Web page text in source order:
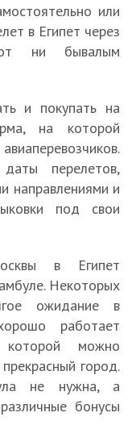
или
в Египет через
ни бывалым
и покупать на
на которой
перелетов,
направлениями и
под свои
в Египет
Некоторых
ожидание в
работает
которой можно
город.
не нужна, а
бонусы